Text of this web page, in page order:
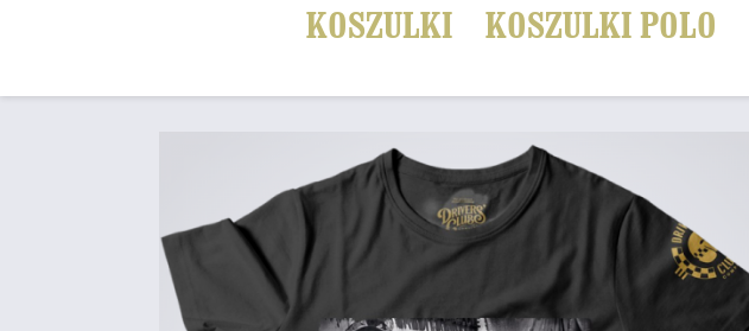
KOSZULKI KOSZULKI POLO